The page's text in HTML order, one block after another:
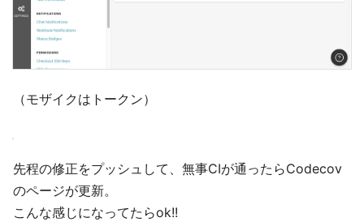
（モザイクはトークン）
先程の修正をプッシュして、無事CIが通ったらCodecov
のページが更新。
こんな感じになってたらok!!